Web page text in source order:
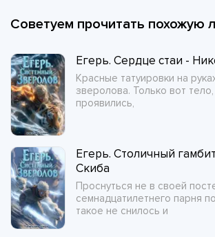
Советуем прочитать похожую
Егерь. Сердце стаи -
Красные татуировки на
зверолова. Только вот
проявились,
Егерь. Столичный
Скиба
Проснуться не в своей
семнадцатилетнего парня
такое не снилось и